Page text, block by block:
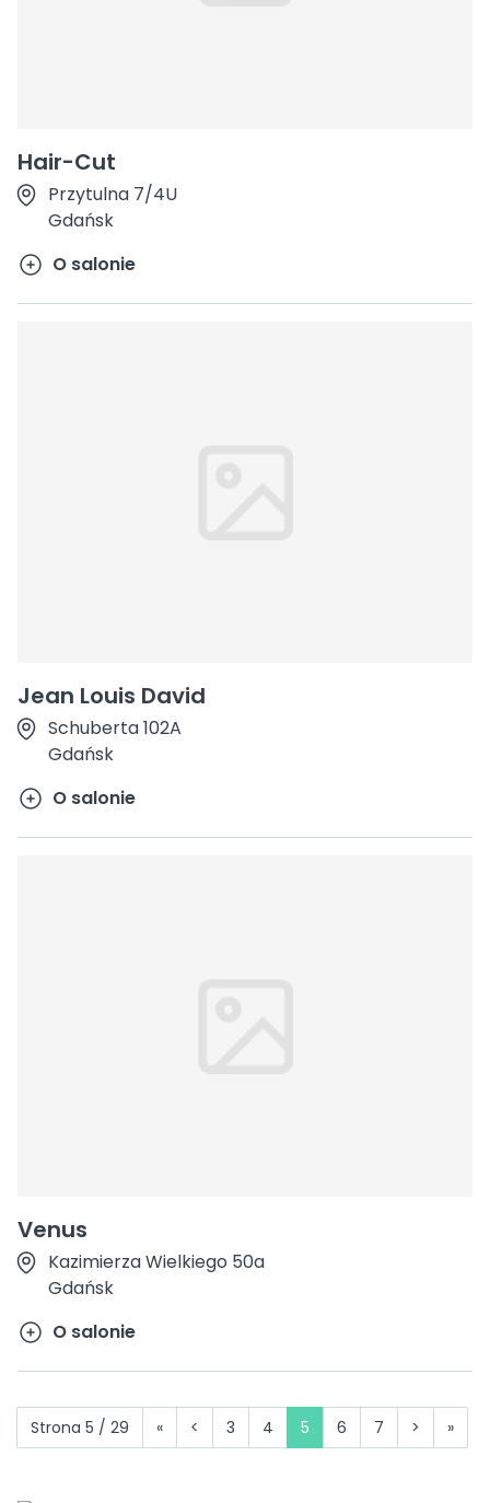
Hair-Cut
Przytulna 7/4U
Gdańsk
O salonie
Jean Louis David
Schuberta 102A
Gdańsk
O salonie
Venus
Kazimierza Wielkiego 50a
Gdańsk
O salonie
Strona 5 / 29 « < 3 4 5 6 7 > »